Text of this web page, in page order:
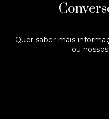
Quer saber mais
ou